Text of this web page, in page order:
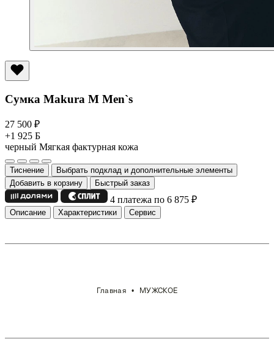
Сумка Makura M Men`s
27 500 ₽
+1 925 Б
черный Мягкая фактурная кожа
Тиснение
Выбрать подклад и дополнительные элементы
Добавить в корзину
Быстрый заказ
4 платежа по 6 875 ₽
Описание Характеристики Сервис
Главная МУЖСКОЕ